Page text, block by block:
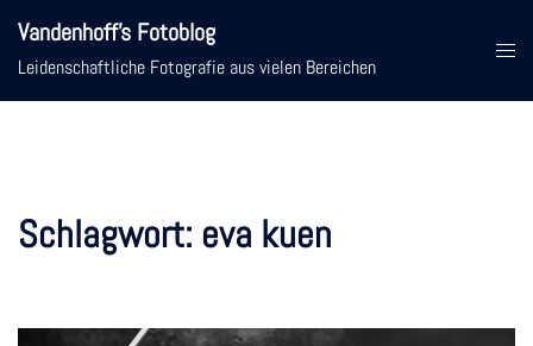
Inhalt
springen
Vandenhoff's Fotoblog
Leidenschaftliche Fotografie aus vielen Bereichen
Menü
Schlagwort: eva kuen